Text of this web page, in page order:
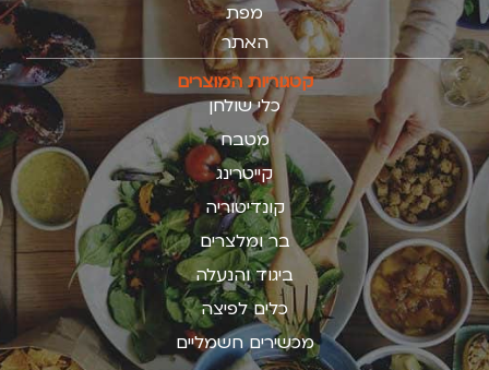
מפת
האתר
קטגוריות המוצרים
כלי שולחן
מטבח
קייטרינג
קונדיטוריה
בר ומלצרים
ביגוד והנעלה
כלים לפיצה
מכשירים חשמליים